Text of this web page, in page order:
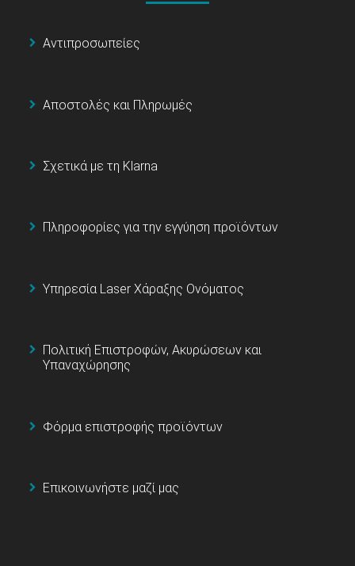
Αντιπροσωπείες
Αποστολές και Πληρωμές
Σχετικά με τη Klarna
Πληροφορίες για την εγγύηση προϊόντων
Υπηρεσία Laser Χάραξης Ονόματος
Πολιτική Επιστροφών, Ακυρώσεων και
Υπαναχώρησης
Φόρμα επιστροφής προϊόντων
Επικοινωνήστε μαζί μας